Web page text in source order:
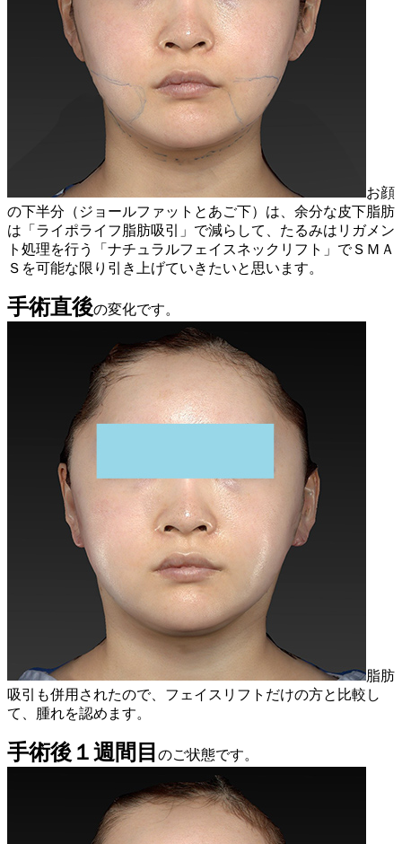
お顔
の下半分（ジョールファットとあご下）は、余分な皮下脂肪
は「ライポライフ脂肪吸引」で減らして、たるみはリガメン
ト処理を行う「ナチュラルフェイスネックリフト」でＳＭＡ
Ｓを可能な限り引き上げていきたいと思います。
手術直後の変化です。
脂肪
吸引も併用されたので、フェイスリフトだけの方と比較し
て、腫れを認めます。
手術後１週間目 のご状態です。